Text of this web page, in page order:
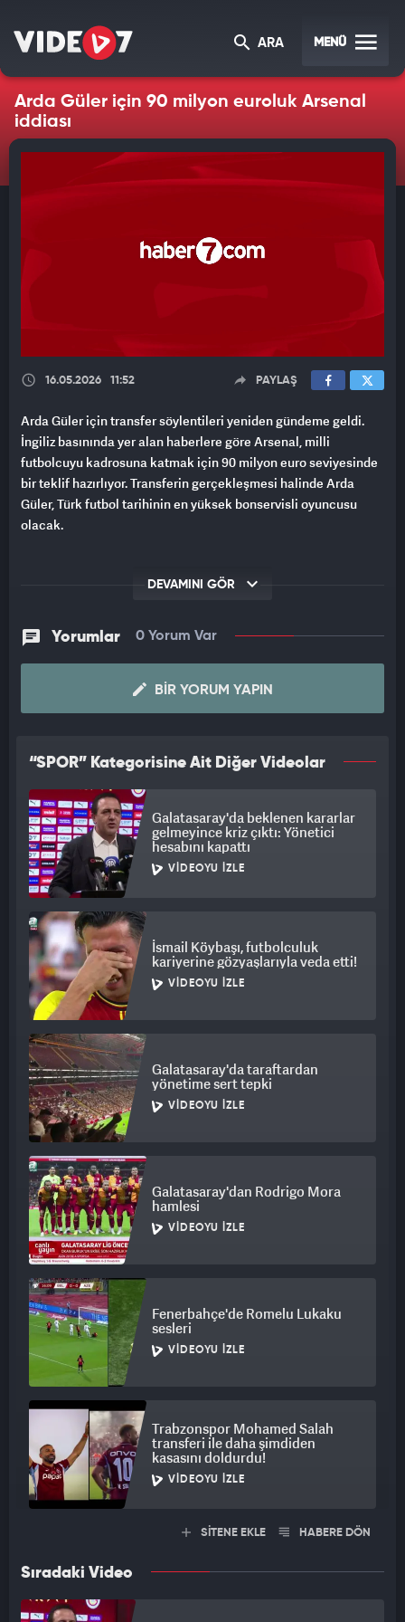
ARA MENÜ
Arda Güler için 90 milyon euroluk Arsenal
iddiası
16.05.2026 11:52 PAYLAŞ
Arda Güler için transfer söylentileri yeniden gündeme geldi.
İngiliz basınında yer alan haberlere göre Arsenal, milli
futbolcuyu kadrosuna katmak için 90 milyon euro seviyesinde
bir teklif hazırlıyor. Transferin gerçekleşmesi halinde Arda
Güler, Türk futbol tarihinin en yüksek bonservisli oyuncusu
olacak.
DEVAMINI GÖR
Yorumlar 0 Yorum Var
BIR YORUM YAPIN
“SPOR” Kategorisine Ait Diğer Videolar
Galatasaray'da beklenen kararlar
gelmeyince kriz çıktı: Yönetici
hesabını kapattı
VIDEOYU İZLE
İsmail Köybaşı, futbolculuk
kariyerine gözyaşlarıyla veda etti!
VIDEOYU İZLE
Galatasaray'da taraftardan
yönetime sert tepki
VIDEOYU İZLE
Galatasaray'dan Rodrigo Mora
hamlesi
VIDEOYU İZLE
Fenerbahçe'de Romelu Lukaku
sesleri
VIDEOYU İZLE
Trabzonspor Mohamed Salah
transferi ile daha şimdiden
kasasını doldurdu!
VIDEOYU İZLE
SİTENE EKLE HABERE DÖN
Sıradaki Video